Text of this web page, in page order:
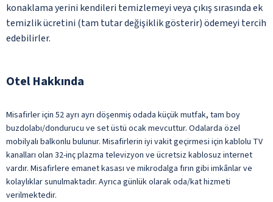
konaklama yerini kendileri temizlemeyi veya çıkış sırasında ek
temizlik ücretini (tam tutar değişiklik gösterir) ödemeyi tercih
edebilirler.
Otel Hakkında
Misafirler için 52 ayrı ayrı döşenmiş odada küçük mutfak, tam boy
buzdolabı/dondurucu ve set üstü ocak mevcuttur. Odalarda özel
mobilyalı balkonlu bulunur. Misafirlerin iyi vakit geçirmesi için kablolu TV
kanalları olan 32-inç plazma televizyon ve ücretsiz kablosuz internet
vardır. Misafirlere emanet kasası ve mikrodalga fırın gibi imkânlar ve
kolaylıklar sunulmaktadır. Ayrıca günlük olarak oda/kat hizmeti
verilmektedir.